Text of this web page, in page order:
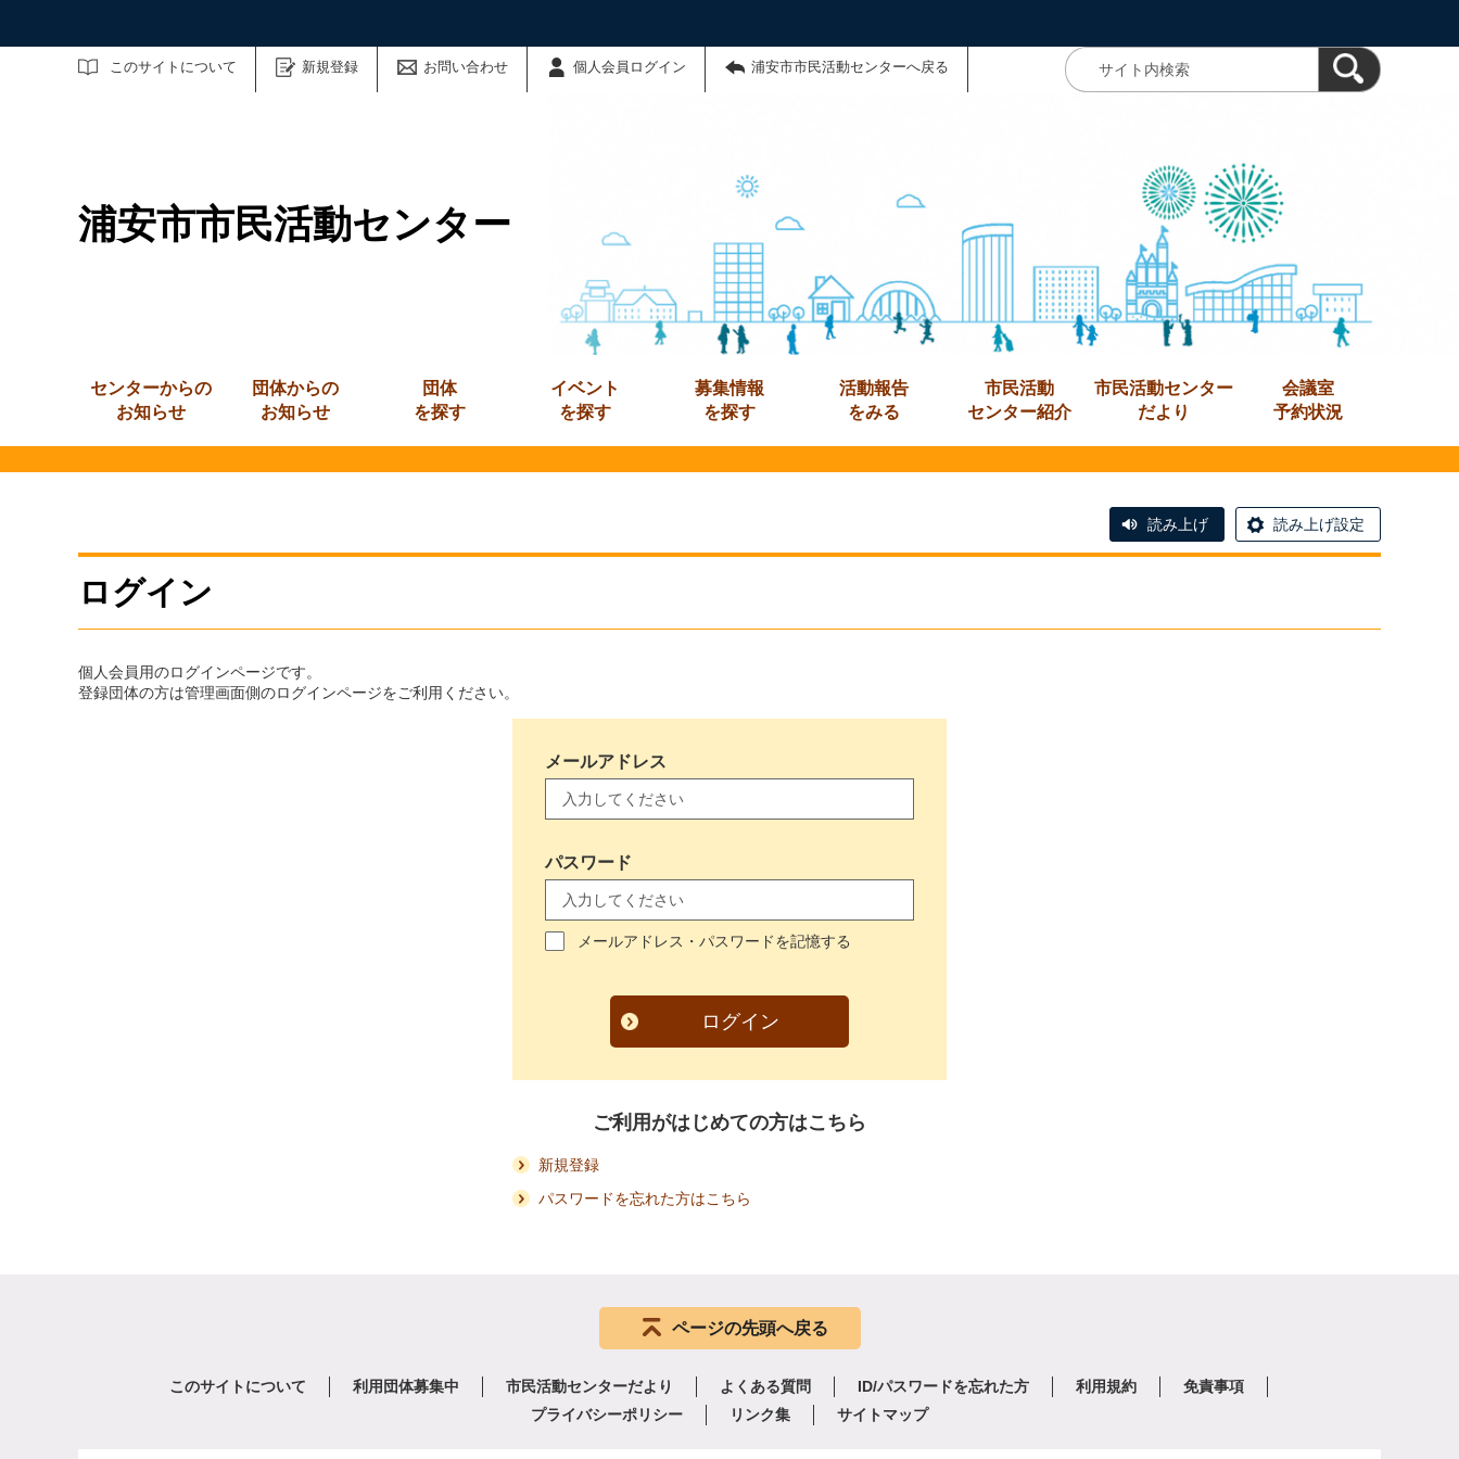
このサイトについて 新規登録 お問い合わせ 個人会員ログイン 浦安市市民活動センターへ戻る
サイト内検索
浦安市市民活動センター
センターからの
お知らせ
団体からの
お知らせ
団体
を探す
イベント
を探す
募集情報
を探す
活動報告
をみる
市民活動
センター紹介
市民活動センター
だより
会議室
予約状況
読み上げ 読み上げ設定
ログイン
個人会員用のログインページです。
登録団体の方は管理画面側のログインページをご利用ください。
メールアドレス
パスワード
メールアドレス・パスワードを記憶する
ログイン
ご利用がはじめての方はこちら
新規登録
パスワードを忘れた方はこちら
ページの先頭へ戻る
このサイトについて 利用団体募集中 市民活動センターだより よくある質問 ID/パスワードを忘れた方 利用規約
免責事項
プライバシーポリシー
リンク集 サイトマップ